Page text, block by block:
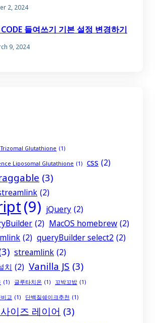
2, 2024
들여쓰기 기본 설정 변경하기
9, 2024
Glutathione (1)
Liposomal Glutathione (1) css (2)
(3)
(2)
(9) jQuery (2)
(2) MacOS homebrew (2)
(2) queryBuilder select2 (2)
streamlink (2)
치 (2) Vanilla JS (3)
(1) 글루타치온 (1) 꼬박꼬밥 (1)
교 (1) 단백질쉐이크추천 (1)
이즈 레이어 (3)